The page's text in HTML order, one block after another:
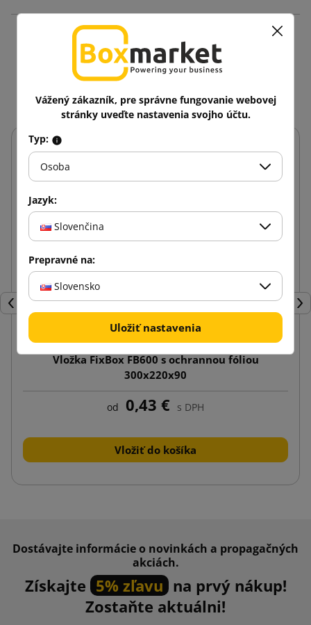
Produkty v rovnakej
kategórii: 11
Späť
Vložka FixBox FB600 s ochrannou fóliou
300x220x90
od 0,43 € s DPH
Vložiť do košíka
Dostávajte informácie o novinkách a propagačných
akciách.
Získajte 5% zľavu na prvý nákup!
Zostaňte aktuálni!
Vážený zákazník, pre správne fungovanie webovej
stránky uveďte nastavenia svojho účtu.
Typ:
Osoba
Jazyk:
Slovenčina
Prepravné na:
Slovensko
Uložiť nastavenia